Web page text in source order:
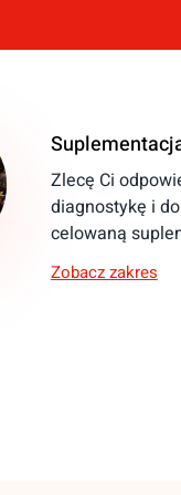
Zlecę Ci
diagnostykę i
celowaną
Zobacz zakres